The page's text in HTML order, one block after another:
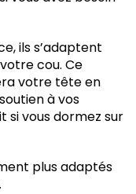
ils s’adaptent
cou. Ce
votre tête en
à vos
si vous dormez sur
plus adaptés